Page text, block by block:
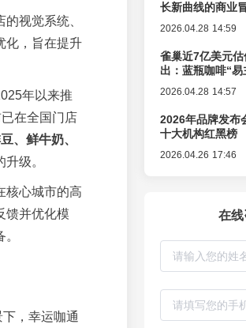
视觉系统、
化，旨在提升
年以来推
在全国门店
、鲜牛奶、
级。
核心城市的高
馈并优化模
，幸运咖通
长新曲线的商业
2026.04.28 14:59
雀巢近7亿美元
出：蓝瓶咖啡“
2026.04.28 14:57
2026年品牌发布
十大机构红黑榜
2026.04.26 17:46
在